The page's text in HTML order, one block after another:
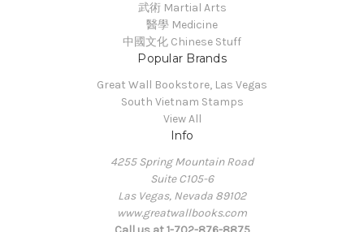
武術 Martial Arts
醫學 Medicine
中國文化 Chinese Stuff
Popular Brands
Great Wall Bookstore, Las Vegas
South Vietnam Stamps
View All
Info
4255 Spring Mountain Road
Suite C105-6
Las Vegas, Nevada 89102
www.greatwallbooks.com